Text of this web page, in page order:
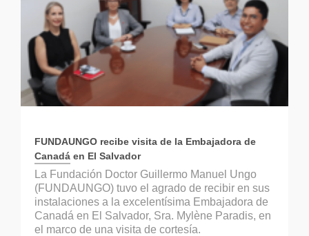
FUNDAUNGO recibe visita de la Embajadora de
Canadá en El Salvador
La Fundación Doctor Guillermo Manuel Ungo
(FUNDAUNGO) tuvo el agrado de recibir en sus
instalaciones a la excelentísima Embajadora de
Canadá en El Salvador, Sra. Mylène Paradis, en
el marco de una visita de cortesía.